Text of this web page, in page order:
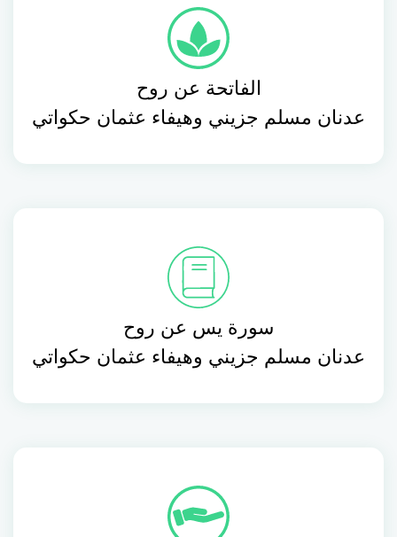
الفاتحة عن روح
عدنان مسلم جزيني وهيفاء عثمان حكواتي
سورة يس عن روح
عدنان مسلم جزيني وهيفاء عثمان حكواتي